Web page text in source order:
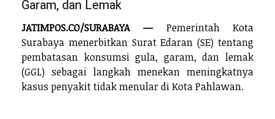
Garam, dan Lemak
JATIMPOS.CO/SURABAYA —Pemerintah Kota
Surabaya menerbitkan Surat Edaran (SE) tentang
pembatasan konsumsi gula, garam, dan lemak
(GGL) sebagai langkah menekan meningkatnya
kasus penyakit tidak menular di Kota Pahlawan.